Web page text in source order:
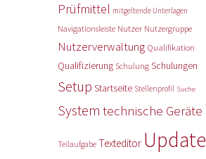
Prüfmittel mitgeltende Unterlagen
Navigationsleiste Nutzer Nutzergruppe
Nutzerverwaltung Qualifikation
Qualifizierung Schulung Schulungen
Setup Startseite Stellenprofil Suche
System technische Geräte
Teilaufgabe Texteditor Update